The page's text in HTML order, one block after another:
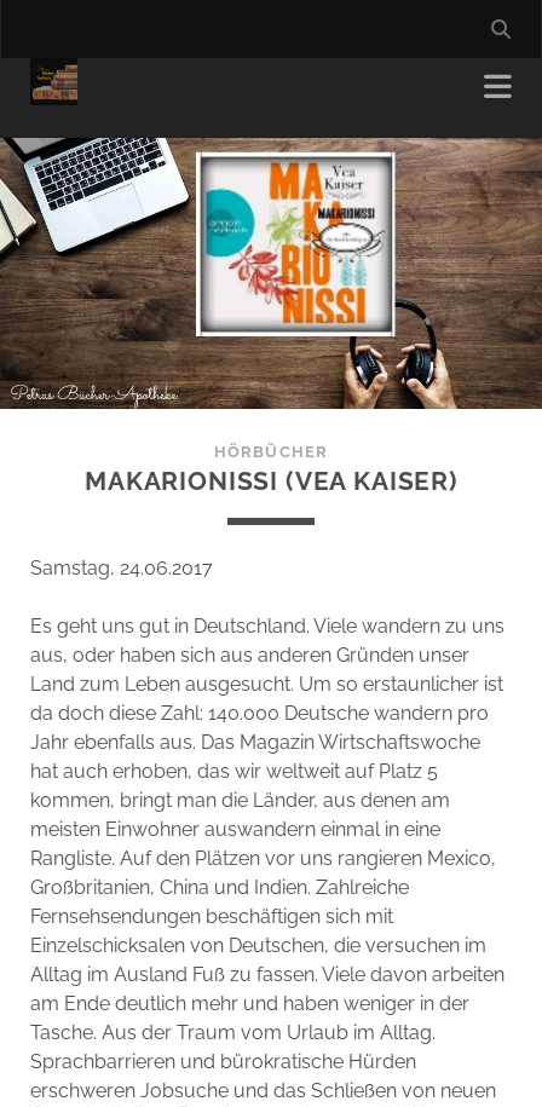
HÖRBÜCHER
MAKARIONISSI (VEA KAISER)
Samstag, 24.06.2017
Es geht uns gut in Deutschland. Viele wandern zu uns
aus, oder haben sich aus anderen Gründen unser
Land zum Leben ausgesucht. Um so erstaunlicher ist
da doch diese Zahl: 140.000 Deutsche wandern pro
Jahr ebenfalls aus. Das Magazin Wirtschaftswoche
hat auch erhoben, das wir weltweit auf Platz 5
kommen, bringt man die Länder, aus denen am
meisten Einwohner auswandern einmal in eine
Rangliste. Auf den Plätzen vor uns rangieren Mexico,
Großbritanien, China und Indien. Zahlreiche
Fernsehsendungen beschäftigen sich mit
Einzelschicksalen von Deutschen, die versuchen im
Alltag im Ausland Fuß zu fassen. Viele davon arbeiten
am Ende deutlich mehr und haben weniger in der
Tasche. Aus der Traum vom Urlaub im Alltag.
Sprachbarrieren und bürokratische Hürden
erschweren Jobsuche und das Schließen von neuen